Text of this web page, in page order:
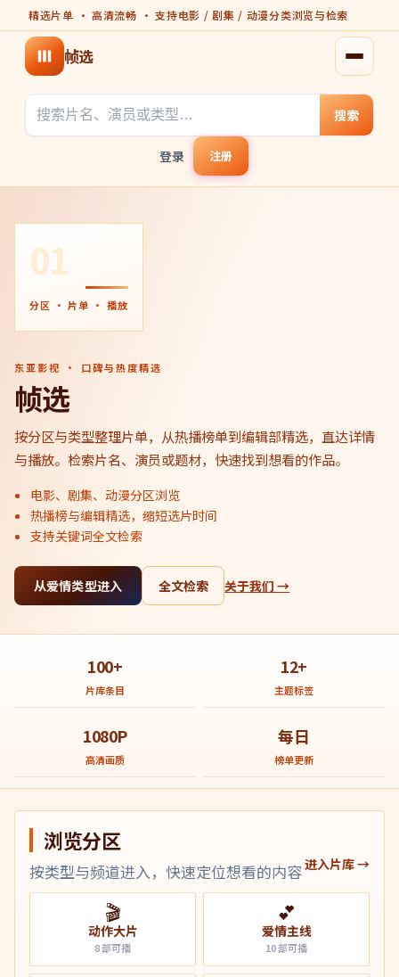
精选片单 · 高清流畅 · 支持电影 / 剧集 / 动漫分类浏览与检索
帧选 打开
搜索
登录 注册
01
分区 · 片单 · 播放
东亚影视 · 口碑与热度精选
帧选
按分区与类型整理片单，从热播榜单到编辑部精选，直达详情
与播放。检索片名、演员或题材，快速找到想看的作品。
电影、剧集、动漫分区浏览
热播榜与编辑精选，缩短选片时间
支持关键词全文检索
从爱情类型进入 全文检索 关于我们 →
100+
片库条目
12+
主题标签
1080P
高清画质
每日
榜单更新
浏览分区
按类型与频道进入，快速定位想看的内容进入片库 →
🎬
动作大片
8部可播
💕
爱情主线
10部可播